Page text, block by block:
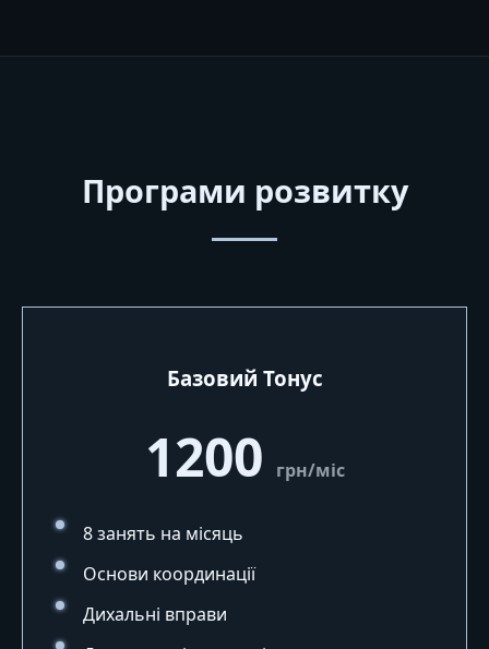
Програми розвитку
Базовий Тонус
1200 грн/міс
8 занять на місяць
Основи координації
Дихальні вправи